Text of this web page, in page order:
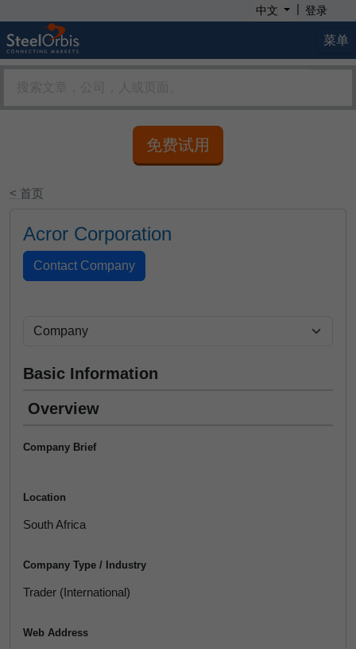
中文 | 登录
菜单
免费试用
< 首页
Acror Corporation
Basic Information
Overview
Company Brief
Location
South Africa
Company Type / Industry
Trader (International)
Web Address